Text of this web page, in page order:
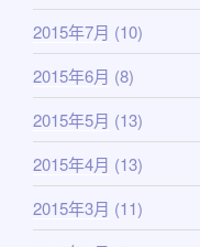
2015年7月 (10)
2015年6月 (8)
2015年5月 (13)
2015年4月 (13)
2015年3月 (11)